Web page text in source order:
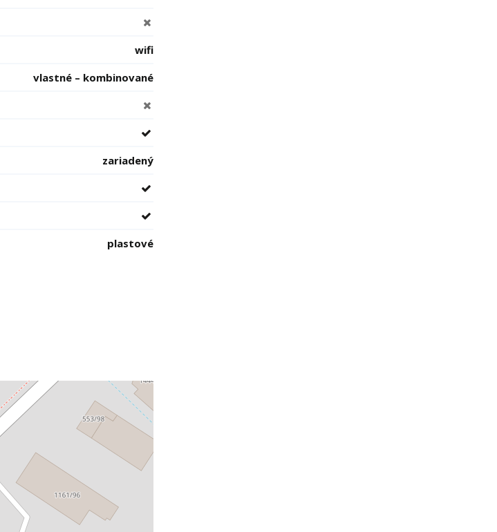
wifi
vlastné – kombinované
zariadený
plastové